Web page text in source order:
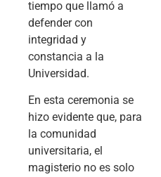
tiempo que llamó a
defender con
integridad y
constancia a la
Universidad.
En esta ceremonia se
hizo evidente que, para
la comunidad
universitaria, el
magisterio no es solo